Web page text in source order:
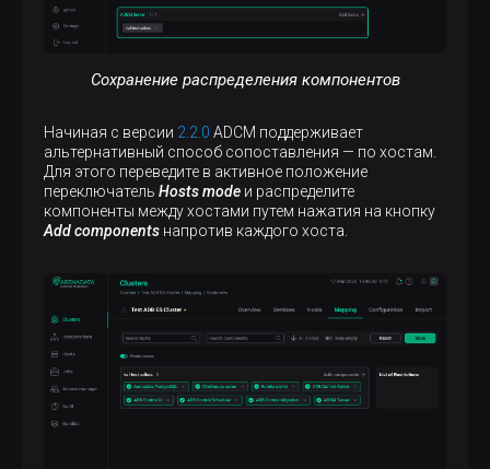
Сохранение распределения компонентов
Начиная с версии 2.2.0 ADCM поддерживает
альтернативный способ сопоставления — по хостам.
Для этого переведите в активное положение
переключатель Hosts mode и распределите
компоненты между хостами путем нажатия на кнопку
Add components напротив каждого хоста.